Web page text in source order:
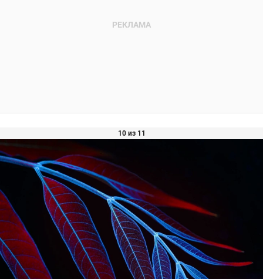
10 из 11